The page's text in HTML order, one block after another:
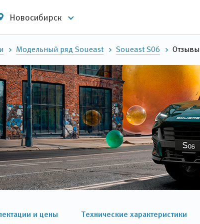
Новосибирск
Модельный ряд Soueast Soueast S06 Отзывы
и цены Технические характеристики